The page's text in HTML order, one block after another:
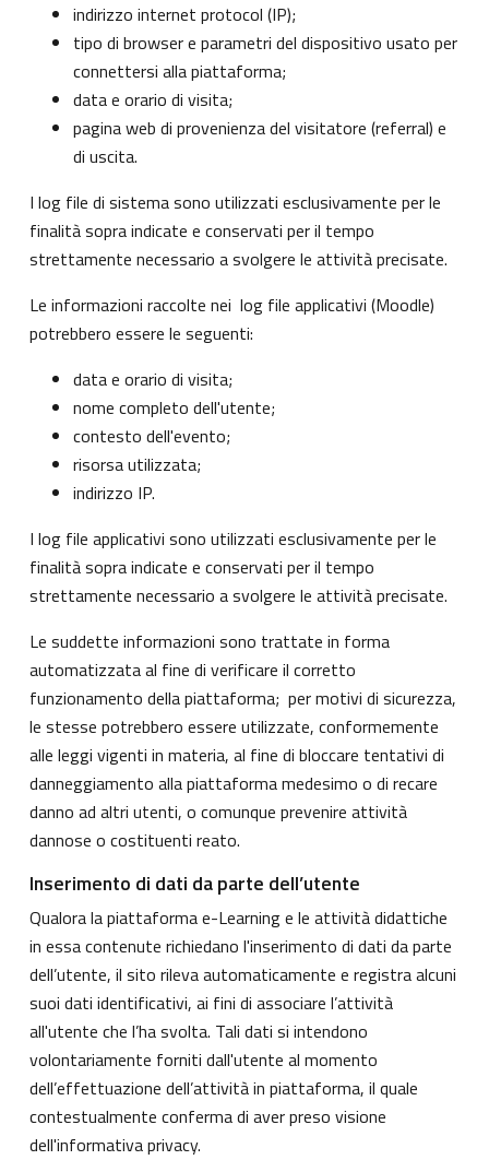
indirizzo internet protocol (IP);
tipo di browser e parametri del dispositivo usato per
connettersi alla piattaforma;
data e orario di visita;
pagina web di provenienza del visitatore (referral) e
di uscita.
I log file di sistema sono utilizzati esclusivamente per le
finalità sopra indicate e conservati per il tempo
strettamente necessario a svolgere le attività precisate.
Le informazioni raccolte nei log file applicativi (Moodle)
potrebbero essere le seguenti:
data e orario di visita;
nome completo dell'utente;
contesto dell'evento;
risorsa utilizzata;
indirizzo IP.
I log file applicativi sono utilizzati esclusivamente per le
finalità sopra indicate e conservati per il tempo
strettamente necessario a svolgere le attività precisate.
Le suddette informazioni sono trattate in forma
automatizzata al fine di verificare il corretto
funzionamento della piattaforma; per motivi di sicurezza,
le stesse potrebbero essere utilizzate, conformemente
alle leggi vigenti in materia, al fine di bloccare tentativi di
danneggiamento alla piattaforma medesimo o di recare
danno ad altri utenti, o comunque prevenire attività
dannose o costituenti reato.
Inserimento di dati da parte dell’utente
Qualora la piattaforma e-Learning e le attività didattiche
in essa contenute richiedano l'inserimento di dati da parte
dell’utente, il sito rileva automaticamente e registra alcuni
suoi dati identificativi, ai fini di associare l’attività
all'utente che l’ha svolta. Tali dati si intendono
volontariamente forniti dall'utente al momento
dell’effettuazione dell’attività in piattaforma, il quale
contestualmente conferma di aver preso visione
dell'informativa privacy.